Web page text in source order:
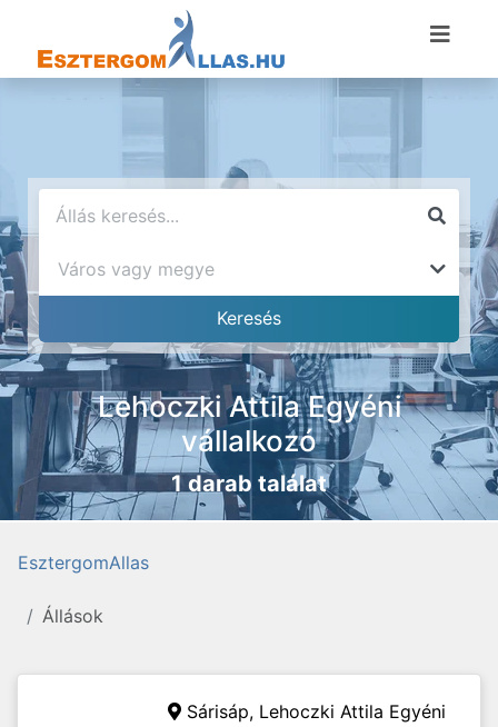
Lehoczki Attila Egyéni
vállalkozó
1 darab találat
EsztergomAllas
Állások
Sárisáp, Lehoczki Attila Egyéni